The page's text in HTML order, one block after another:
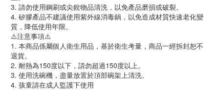
3. 請勿使用鋼刷或尖銳物品清洗，以免產品磨損或破裂。
4. 矽膠產品不建議使用紫外線消毒鍋，以免造成材質快速老化變
質，降低使用年限。
⚠️注意事項⚠️
1. 本商品係屬個人衛生用品，基於衛生考量，商品一經拆封恕不
退貨。
2. 耐熱為150度以下，請勿超過150度以上。
3. 使用洗碗機，盡量放置於頂部碗架上清洗。
4. 孩童請在成人監護下使用